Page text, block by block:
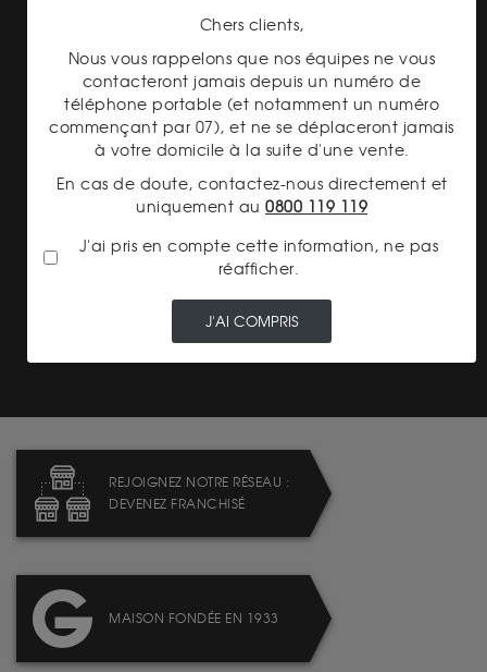
PAIEMENT SECURISÉ
REJOIGNEZ NOTRE RÉSEAU :
DEVENEZ FRANCHISÉ
MAISON FONDÉE EN 1933
Chers clients,
Nous vous rappelons que nos équipes ne vous
contacteront jamais depuis un numéro de
téléphone portable (et notamment un numéro
commençant par 07), et ne se déplaceront jamais
à votre domicile à la suite d'une vente.
En cas de doute, contactez-nous directement et
uniquement au 0800 119 119
J'ai pris en compte cette information, ne pas
réafficher.
J'AI COMPRIS